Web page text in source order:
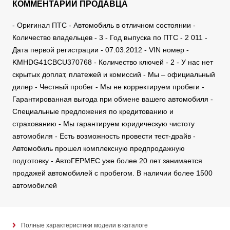
КОММЕНТАРИЙ ПРОДАВЦА
- Оригинал ПТС - Автомобиль в отличном состоянии -
Количество владельцев - 3 - Год выпуска по ПТС - 2 011 -
Дата первой регистрации - 07.03.2012 - VIN номер -
KMHDG41CBCU370768 - Количество ключей - 2 - У нас нет
скрытых доплат, платежей и комиссий - Мы – официальный
дилер - Честный пробег - Мы не корректируем пробеги -
Гарантированная выгода при обмене вашего автомобиля -
Специальные предложения по кредитованию и
страхованию - Мы гарантируем юридическую чистоту
автомобиля - Есть возможность провести тест-драйв -
Автомобиль прошел комплексную предпродажную
подготовку - АвтоГЕРМЕС уже более 20 лет занимается
продажей автомобилей с пробегом. В наличии более 1500
автомобилей
Полные характеристики модели в каталоге